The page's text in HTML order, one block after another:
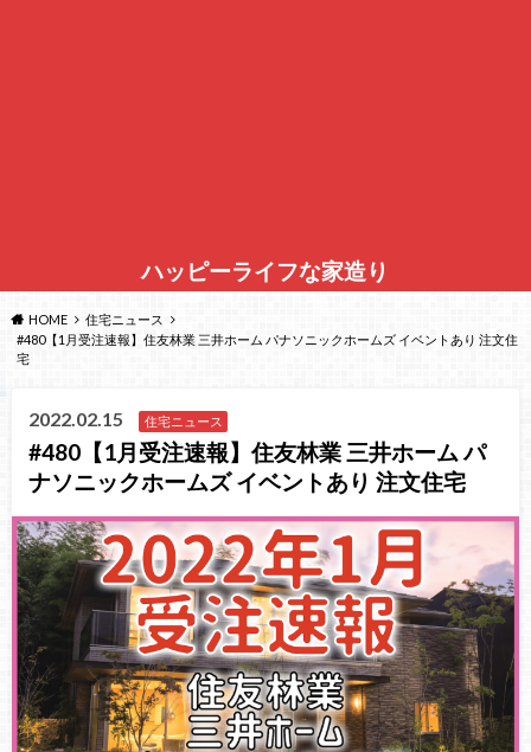
ハッピーライフな家造り
HOME
住宅ニュース
#480【1月受注速報】住友林業 三井ホーム パナソニックホームズ イベントあり 注文住
宅
2022.02.15 住宅ニュース
#480【1月受注速報】住友林業 三井ホーム パ
ナソニックホームズ イベントあり 注文住宅